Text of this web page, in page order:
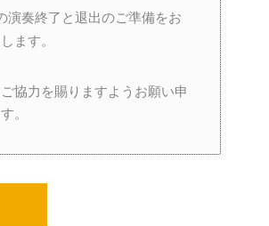
演奏終了と退出のご準備をお
ます。
協力を賜りますようお願い申
。